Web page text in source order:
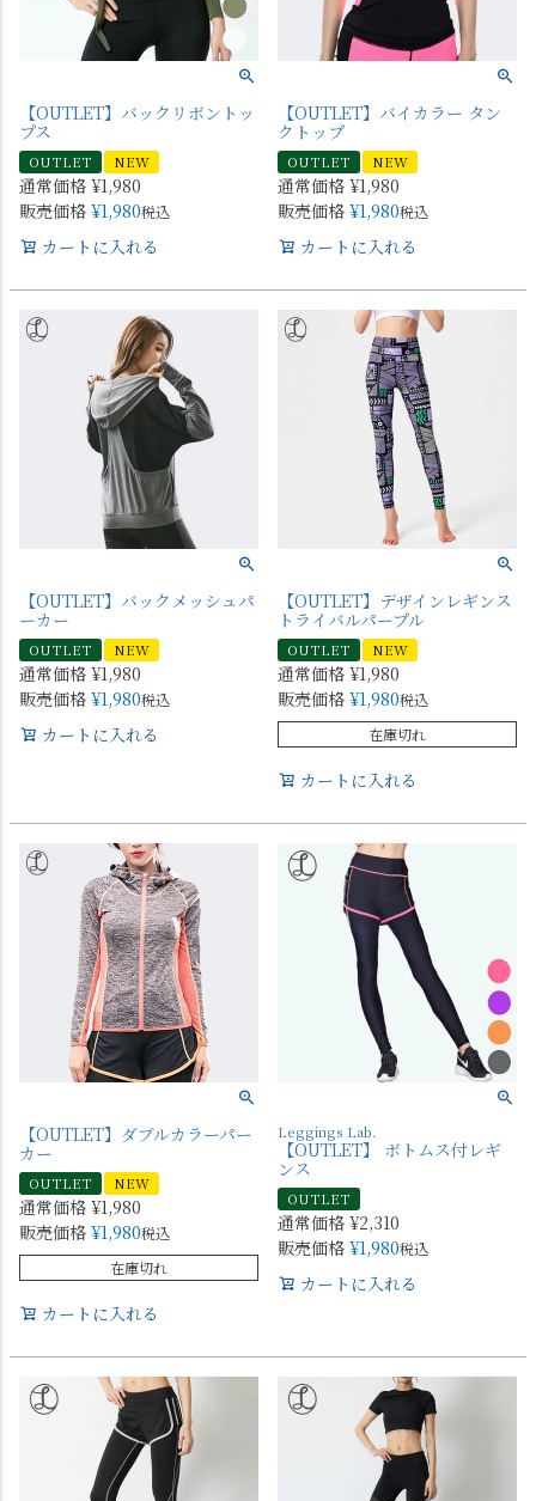
【OUTLET】バックリボントッ
プス
OUTLET NEW
通常価格 ¥1,980
販売価格 ¥1,980税込
カートに入れる
【OUTLET】バイカラー タン
クトップ
OUTLET NEW
通常価格 ¥1,980
販売価格 ¥1,980税込
カートに入れる
【OUTLET】バックメッシュパ
ーカー
OUTLET NEW
通常価格 ¥1,980
販売価格 ¥1,980税込
カートに入れる
【OUTLET】デザインレギンス
トライバルパープル
OUTLET NEW
通常価格 ¥1,980
販売価格 ¥1,980税込
在庫切れ
カートに入れる
【OUTLET】ダブルカラーパー
カー
OUTLET NEW
通常価格 ¥1,980
販売価格 ¥1,980税込
在庫切れ
カートに入れる
Leggings Lab.
【OUTLET】 ボトムス付レギ
ンス
OUTLET
通常価格 ¥2,310
販売価格 ¥1,980税込
カートに入れる